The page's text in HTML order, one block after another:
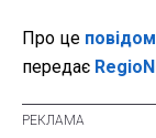
Про це
передає